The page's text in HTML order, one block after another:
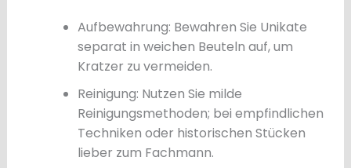
Aufbewahrung: Bewahren Sie Unikate
separat in weichen Beuteln auf, um
Kratzer zu vermeiden.
Reinigung: Nutzen Sie milde
Reinigungsmethoden; bei empfindlichen
Techniken oder historischen Stücken
lieber zum Fachmann.